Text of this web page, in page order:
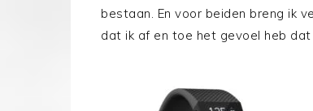
bestaan. En voor beiden breng ik
dat ik af en toe het gevoel heb